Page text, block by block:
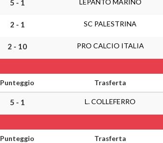
5 - 1 LEPANTO MARINO
2 - 1 SC PALESTRINA
2 - 10 PRO CALCIO ITALIA
Punteggio Trasferta
5 - 1 L. COLLEFERRO
Punteggio Trasferta